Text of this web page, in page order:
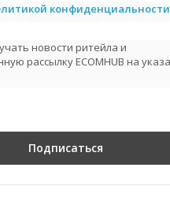
конфиденциальности
новости ритейла и
рассылку ECOMHUB на